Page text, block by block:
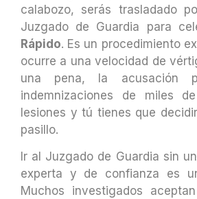
calabozo, serás trasladado
Juzgado de Guardia para
Rápido. Es un procedimiento
ocurre a una velocidad de
una pena, la acusación
indemnizaciones de miles
lesiones y tú tienes que
pasillo.
Ir al Juzgado de Guardia sin
experta y de confianza es
Muchos investigados